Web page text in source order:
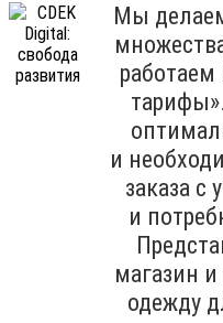
Мы
и
заказа с
и
магазин
одежду